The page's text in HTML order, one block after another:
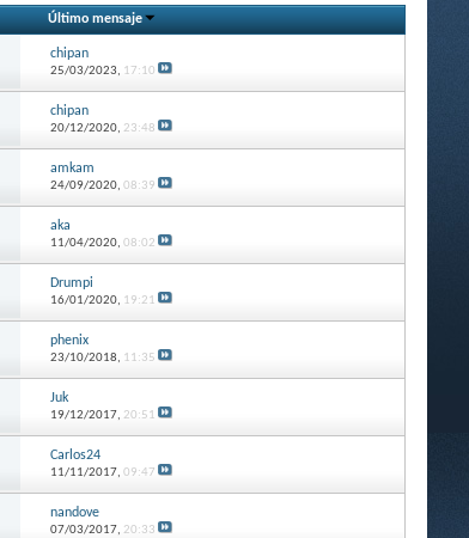
Último mensaje
chipan
25/03/2023, 17:10
chipan
20/12/2020, 23:48
amkam
24/09/2020, 08:39
aka
11/04/2020, 08:02
Drumpi
16/01/2020, 19:21
phenix
23/10/2018, 11:35
Juk
19/12/2017, 20:51
Carlos24
11/11/2017, 09:47
nandove
07/03/2017, 20:33